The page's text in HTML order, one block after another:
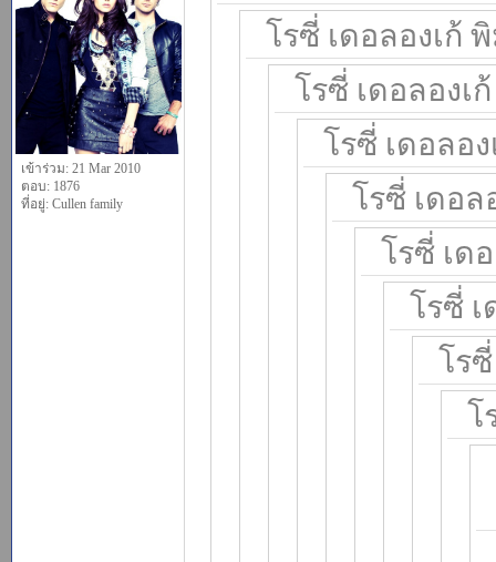
เข้าร่วม: 21 Mar 2010
ตอบ: 1876
ที่อยู่: Cullen family
โรซี่ เดอลองเก้
โรซี่ เดอลองเ
โรซี่ เดอลอ
โรซี่ เดอล
โรซี่ เด
โรซี่
โร
โ